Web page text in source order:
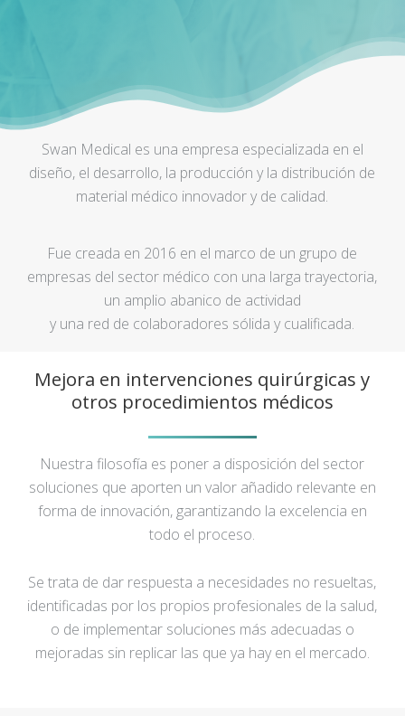
Swan Medical es una empresa especializada en el
diseño, el desarrollo, la producción y la distribución de
material médico innovador y de calidad.
Fue creada en 2016 en el marco de un grupo de
empresas del sector médico con una larga trayectoria,
un amplio abanico de actividad
y una red de colaboradores sólida y cualificada.
Mejora en intervenciones quirúrgicas y
otros procedimientos médicos
Nuestra filosofía es poner a disposición del sector
soluciones que aporten un valor añadido relevante en
forma de innovación, garantizando la excelencia en
todo el proceso.
Se trata de dar respuesta a necesidades no resueltas,
identificadas por los propios profesionales de la salud,
o de implementar soluciones más adecuadas o
mejoradas sin replicar las que ya hay en el mercado.